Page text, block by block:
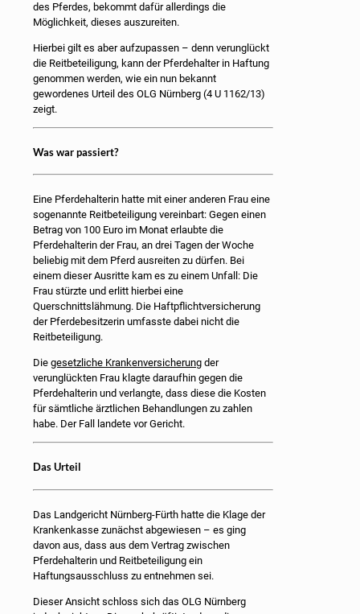
des Pferdes, bekommt dafür allerdings die
Möglichkeit, dieses auszureiten.
Hierbei gilt es aber aufzupassen – denn verunglückt
die Reitbeteiligung, kann der Pferdehalter in Haftung
genommen werden, wie ein nun bekannt
gewordenes Urteil des OLG Nürnberg (4 U 1162/13)
zeigt.
Was war passiert?
Eine Pferdehalterin hatte mit einer anderen Frau eine
sogenannte Reitbeteiligung vereinbart: Gegen einen
Betrag von 100 Euro im Monat erlaubte die
Pferdehalterin der Frau, an drei Tagen der Woche
beliebig mit dem Pferd ausreiten zu dürfen. Bei
einem dieser Ausritte kam es zu einem Unfall: Die
Frau stürzte und erlitt hierbei eine
Querschnittslähmung. Die Haftpflichtversicherung
der Pferdebesitzerin umfasste dabei nicht die
Reitbeteiligung.
Die gesetzliche Krankenversicherung der
verunglückten Frau klagte daraufhin gegen die
Pferdehalterin und verlangte, dass diese die Kosten
für sämtliche ärztlichen Behandlungen zu zahlen
habe. Der Fall landete vor Gericht.
Das Urteil
Das Landgericht Nürnberg-Fürth hatte die Klage der
Krankenkasse zunächst abgewiesen – es ging
davon aus, dass aus dem Vertrag zwischen
Pferdehalterin und Reitbeteiligung ein
Haftungsausschluss zu entnehmen sei.
Dieser Ansicht schloss sich das OLG Nürnberg